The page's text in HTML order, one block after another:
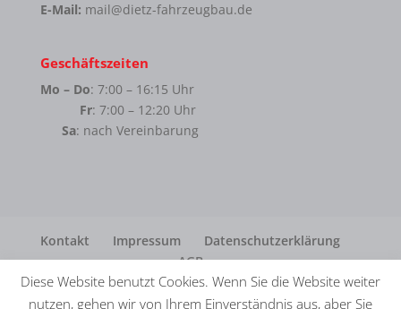
E-Mail: mail@dietz-fahrzeugbau.de
Geschäftszeiten
Mo – Do: 7:00 – 16:15 Uhr
Fr: 7:00 – 12:20 Uhr
Sa: nach Vereinbarung
Kontakt Impressum
Datenschutzerklärung
AGB
Diese Website benutzt Cookies. Wenn Sie die Website weiter
nutzen, gehen wir von Ihrem Einverständnis aus, aber Sie